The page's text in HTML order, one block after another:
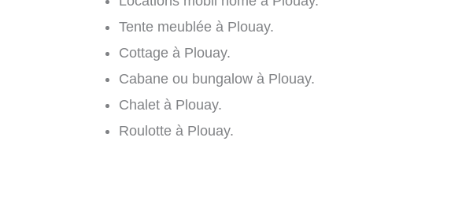
Tente meublée à Plouay.
Cottage à Plouay.
Cabane ou bungalow à Plouay.
Chalet à Plouay.
Roulotte à Plouay.